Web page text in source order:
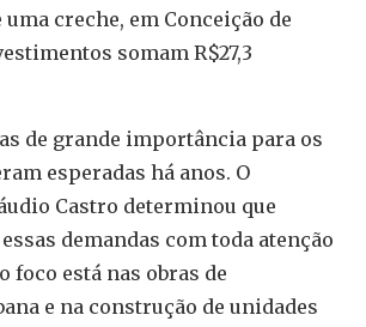
creche, em Conceição de
somam R$27,3
de grande importância para os
esperadas há anos. O
Castro determinou que
demandas com toda atenção
foco está nas obras de
e na construção de unidades